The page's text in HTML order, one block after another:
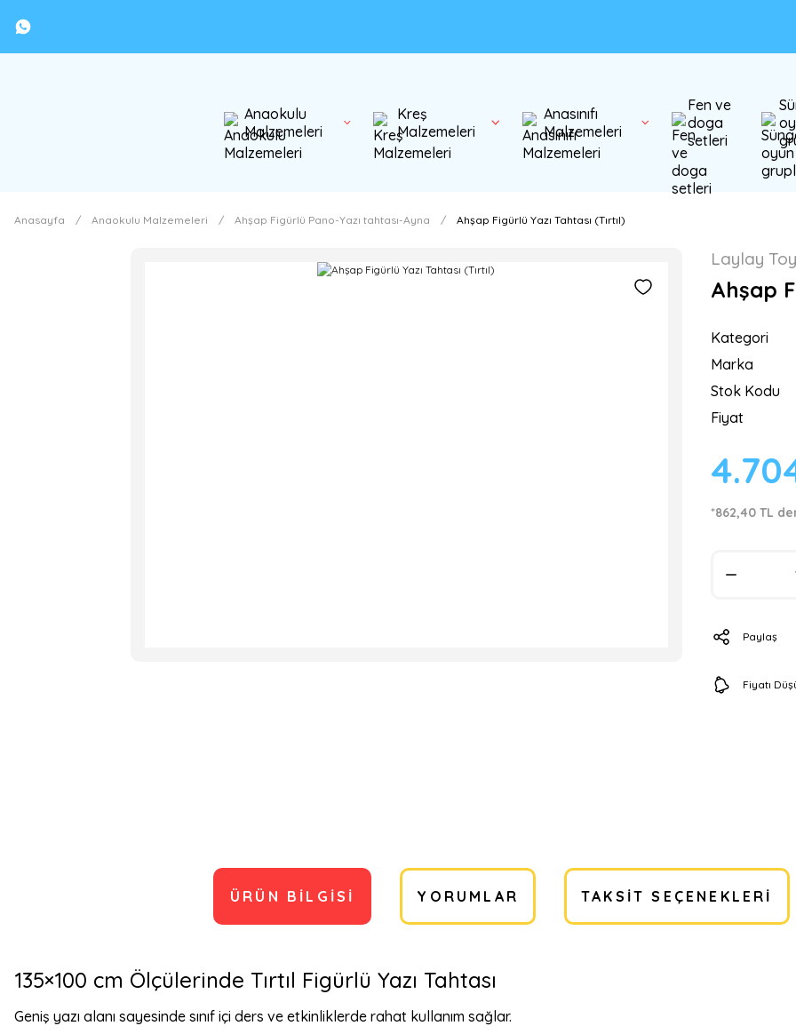
Anaokulu
Malzemeleri
Kreş
Malzemeleri
Anasınıfı
Malzemeleri
Fen ve
doga
setleri
Anasayfa Anaokulu Malzemeleri Ahşap Figürlü Pano-Yazı tahtası-Ayna Ahşap Figürlü Yazı Tahtası (Tırtıl)
Laylay
Ahşap
Kategori
Marka
Stok Kodu
Fiyat
*862,40 TL
Paylaş
Fiyatı
ÜRÜN BILGISI YORUMLAR TAKSIT SEÇENEKLERI
135×100 cm Ölçülerinde Tırtıl Figürlü Yazı Tahtası
Geniş yazı alanı sayesinde sınıf içi ders ve etkinliklerde rahat kullanım sağlar.